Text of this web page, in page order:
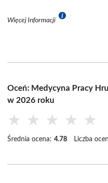
Więcej Informacji
Oceń: Medycyna Pracy
w 2026 roku
★ ★ ★ ★ ★
Średnia ocena: 4.78 Liczba